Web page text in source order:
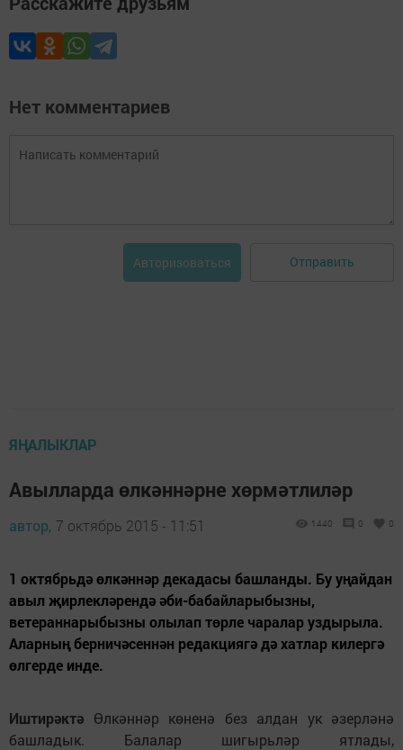
Нет комментариев
Авторизоваться Отправить
ЯҢАЛЫКЛАР
Авылларда өлкәннәрне хөрмәтлиләр
автор, 7 октябрь 2015 - 11:51 1440 0 0
1 октябрьдә өлкәннәр декадасы башланды. Бу уңайдан
авыл җирлекләрендә әби-бабайларыбызны,
ветераннарыбызны олылап төрле чаралар уздырыла.
Аларның берничәсеннән редакциягә дә хатлар килергә
өлгерде инде.
Иштирәктә Өлкәннәр көненә без алдан ук әзерләнә
башладык. Балалар шигырьләр ятлады,